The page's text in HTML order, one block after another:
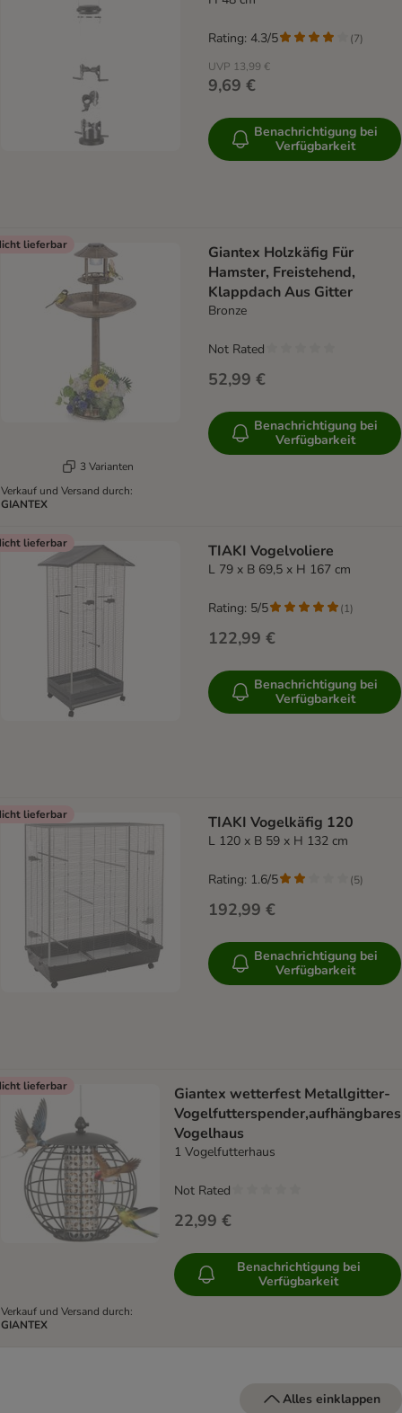
UVP 13,99 €
9,69 €
Rating: 4.3/5 (7)
Benachrichtigung bei
Verfügbarkeit
lieferbar
3 Varianten
Verkauf und Versand durch:
GIANTEX
Giantex Holzkäfig Für
Hamster, Freistehend,
Klappdach Aus Gitter
Bronze
52,99 €
Not Rated
Benachrichtigung bei
Verfügbarkeit
lieferbar TIAKI Vogelvoliere
L 79 x B 69,5 x H 167 cm
122,99 €
Rating: 5/5 (1)
Benachrichtigung bei
Verfügbarkeit
lieferbar TIAKI Vogelkäfig 120
L 120 x B 59 x H 132 cm
192,99 €
Rating: 1.6/5 (5)
Benachrichtigung bei
Verfügbarkeit
lieferbar
Verkauf und Versand durch:
GIANTEX
Giantex wetterfest Metallgitter-
Vogelfutterspender,aufhängbares
Vogelhaus
1 Vogelfutterhaus
22,99 €
Not Rated
Benachrichtigung bei
Verfügbarkeit
Alles einklappen